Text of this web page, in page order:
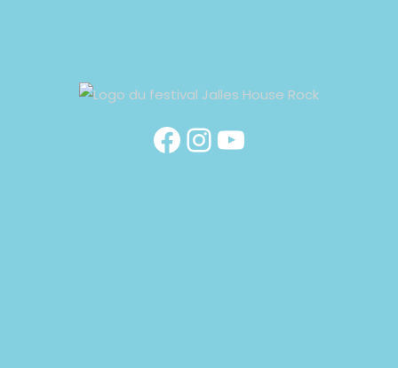
Facebook
Instagram
YouTube